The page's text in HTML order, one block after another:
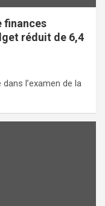
finances
réduit de 6,4
l’examen de la